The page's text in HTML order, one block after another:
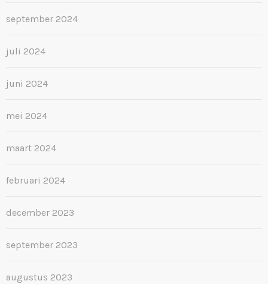
september 2024
juli 2024
juni 2024
mei 2024
maart 2024
februari 2024
december 2023
september 2023
augustus 2023